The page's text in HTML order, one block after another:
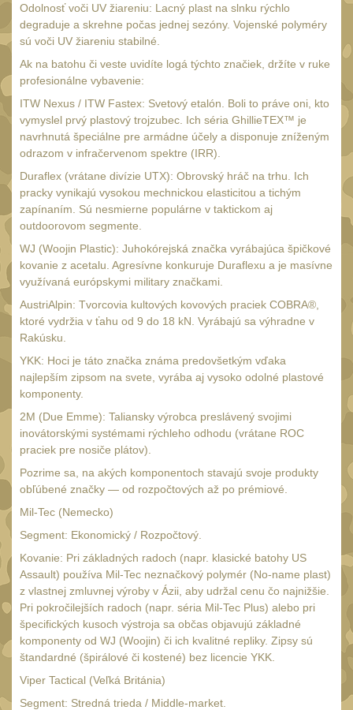
.357 .38 (9mm)11
Náradie a nástroje
AR1519
AK47 9
.22
.223 (5.56mm)
.243 .260 (6.5mm) 7
.270 .280 (7mm)
.30 .308 (7.62mm)11
.40 .416
.357 .38 (9mm)7
1911
SVIETIDLÁ(89)
Méně než 200 lm
200 - 500 lm
510 - 990 lm
1000 - 2000 lm 1
Nad 2000 lm
Speciální svítilny 12
Lovecké svítilny1
Policejní svítilny
Odolnosť voči UV žiareniu: Lacný plast na slnku rýchlo
degraduje a skrehne počas jednej sezóny. Vojenské polyméry
sú voči UV žiareniu stabilné.
Ak na batohu či veste uvidíte logá týchto značiek, držíte v ruke
profesionálne vybavenie:
ITW Nexus / ITW Fastex: Svetový etalón. Boli to práve oni, kto
vymyslel prvý plastový trojzubec. Ich séria GhillieTEX™ je
navrhnutá špeciálne pre armádne účely a disponuje zníženým
odrazom v infračervenom spektre (IRR).
Duraflex (vrátane divízie UTX): Obrovský hráč na trhu. Ich
pracky vynikajú vysokou mechnickou elasticitou a tichým
zapínaním. Sú nesmierne populárne v taktickom aj
outdoorovom segmente.
WJ (Woojin Plastic): Juhokórejská značka vyrábajúca špičkové
kovanie z acetalu. Agresívne konkuruje Duraflexu a je masívne
využívaná európskymi military značkami.
AustriAlpin: Tvorcovia kultových kovových praciek COBRA®,
ktoré vydržia v ťahu od 9 do 18 kN. Vyrábajú sa výhradne v
Rakúsku.
YKK: Hoci je táto značka známa predovšetkým vďaka
najlepším zipsom na svete, vyrába aj vysoko odolné plastové
komponenty.
2M (Due Emme): Taliansky výrobca preslávený svojimi
inovátorskými systémami rýchleho odhodu (vrátane ROC
praciek pre nosiče plátov).
Pozrime sa, na akých komponentoch stavajú svoje produkty
obľúbené značky — od rozpočtových až po prémiové.
Mil-Tec (Nemecko)
Segment: Ekonomický / Rozpočtový.
Kovanie: Pri základných radoch (napr. klasické batohy US
Assault) používa Mil-Tec neznačkový polymér (No-name plast)
z vlastnej zmluvnej výroby v Ázii, aby udržal cenu čo najnižšie.
Pri pokročilejších radoch (napr. séria Mil-Tec Plus) alebo pri
špecifických kusoch výstroja sa občas objavujú základné
komponenty od WJ (Woojin) či ich kvalitné repliky. Zipsy sú
štandardné (špirálové či kostené) bez licencie YKK.
Viper Tactical (Veľká Británia)
Segment: Stredná trieda / Middle-market.